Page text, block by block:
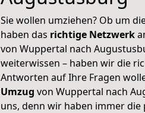
Sie wollen umziehen? Ob um
haben das richtige Netzwerk
von Wuppertal nach
weiterwissen – haben wir die
Antworten auf Ihre Fragen
Umzug von Wuppertal nach
uns, denn wir haben immer